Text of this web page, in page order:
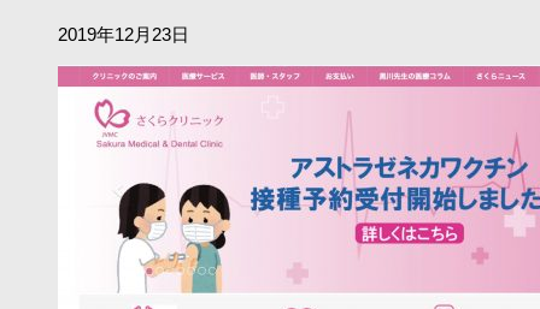
2019年12月23日